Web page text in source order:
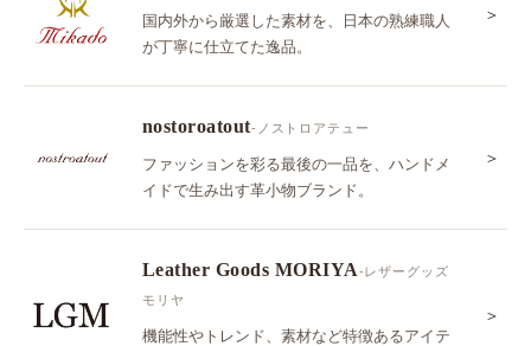
国内外から厳選した素材を、日本の熟練職人
が丁寧に仕立てた逸品。
＞
nostoroatout-ノストロアテュー
ファッションを彩る最後の一品を、ハンドメ
イドで生み出す革小物ブランド。
＞
Leather Goods MORIYA-レザーグッズ
モリヤ
機能性やトレンド、素材など特徴あるアイテ
＞